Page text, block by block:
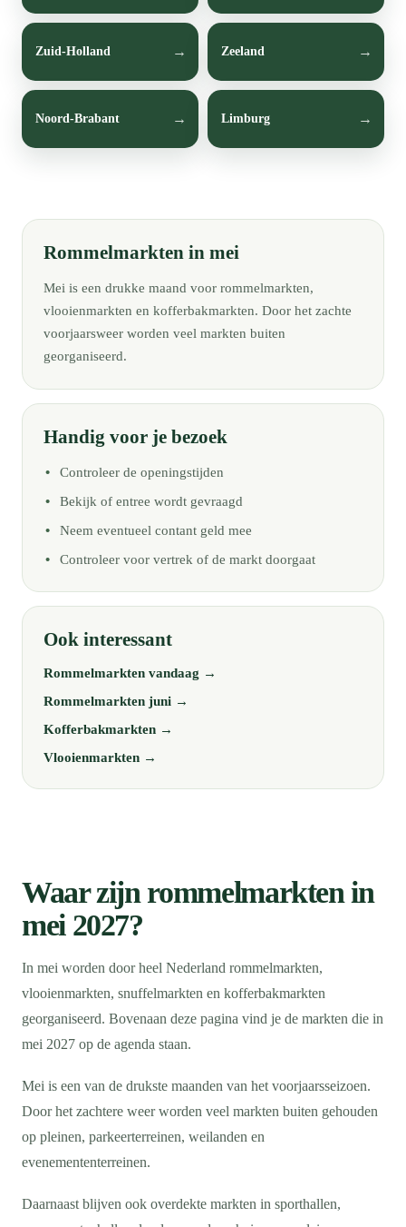
Zuid-Holland Zeeland
Noord-Brabant Limburg
Rommelmarkten in mei
Mei is een drukke maand voor rommelmarkten,
vlooienmarkten en kofferbakmarkten. Door het zachte
voorjaarsweer worden veel markten buiten
georganiseerd.
Handig voor je bezoek
Controleer de openingstijden
Bekijk of entree wordt gevraagd
Neem eventueel contant geld mee
Controleer voor vertrek of de markt doorgaat
Ook interessant
Rommelmarkten vandaag →
Rommelmarkten juni →
Kofferbakmarkten →
Vlooienmarkten →
Waar zijn rommelmarkten in
mei 2027?
In mei worden door heel Nederland rommelmarkten,
vlooienmarkten, snuffelmarkten en kofferbakmarkten
georganiseerd. Bovenaan deze pagina vind je de markten die in
mei 2027 op de agenda staan.
Mei is een van de drukste maanden van het voorjaarsseizoen.
Door het zachtere weer worden veel markten buiten gehouden
op pleinen, parkeerterreinen, weilanden en
evenemententerreinen.
Daarnaast blijven ook overdekte markten in sporthallen,